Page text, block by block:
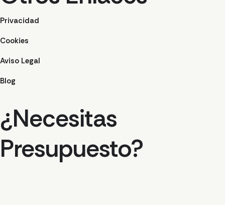
Privacidad
Cookies
Aviso Legal
Blog
¿Necesitas
Presupuesto?